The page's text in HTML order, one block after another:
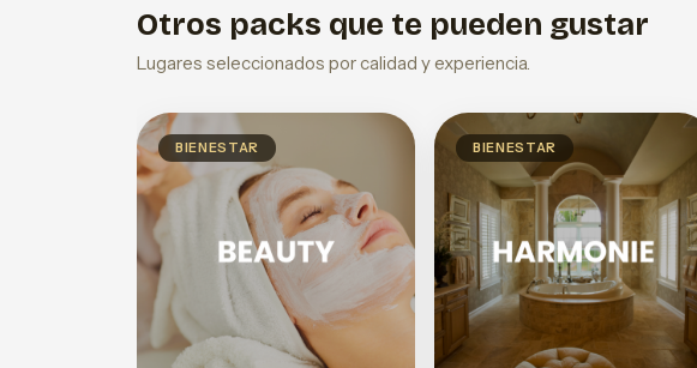
Otros packs que te pueden gustar
Lugares seleccionados por calidad y experiencia.
BIENESTAR BIENESTAR